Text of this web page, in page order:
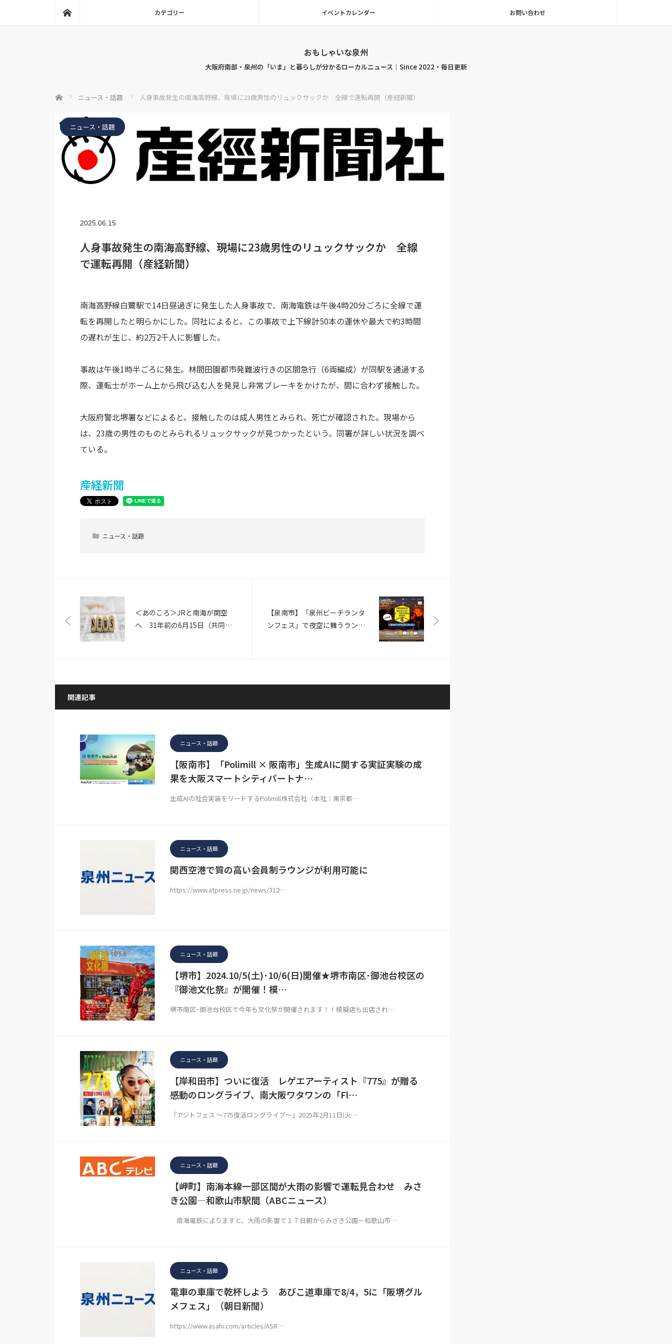
カテゴリー イベントカレンダー お問い合わせ
おもしゃいな泉州
大阪府南部・泉州の「いま」と暮らしが分かるローカルニュース｜Since 2022・毎日更新
ホーム ニュース・話題 人身事故発生の南海高野線、現場に23歳男性のリュックサックか 全線で運転再開（産経新聞）
ニュース・話題
2025.06.15
人身事故発生の南海高野線、現場に23歳男性のリュックサックか 全線
で運転再開（産経新聞）
南海高野線白鷺駅で14日昼過ぎに発生した人身事故で、南海電鉄は午後4時20分ごろに全線で運
転を再開したと明らかにした。同社によると、この事故で上下線計50本の運休や最大で約3時間
の遅れが生じ、約2万2千人に影響した。
事故は午後1時半ごろに発生。林間田園都市発難波行きの区間急行（6両編成）が同駅を通過する
際、運転士がホーム上から飛び込む人を発見し非常ブレーキをかけたが、間に合わず接触した。
大阪府警北堺署などによると、接触したのは成人男性とみられ、死亡が確認された。現場から
は、23歳の男性のものとみられるリュックサックが見つかったという。同署が詳しい状況を調べ
ている。
産経新聞
ニュース・話題
＜あのころ＞JRと南海が関空
へ 31年前の6月15日（共同通
【泉南市】「泉州ビーチランタ
ンフェス」で夜空に舞うランタ
関連記事
ニュース・話題
【阪南市】「Polimill × 阪南市」生成AIに関する実証実験の成
果を大阪スマートシティパートナ…
生成AIの社会実装をリードするPolimill株式会社（本社：東京都…
ニュース・話題
関西空港で質の高い会員制ラウンジが利用可能に
https://www.atpress.ne.jp/news/312…
ニュース・話題
【堺市】2024.10/5(土)･10/6(日)開催★堺市南区･御池台校区の
『御池文化祭』が開催！模…
堺市南区･御池台校区で今年も文化祭が開催されます！！模擬店も出店され…
ニュース・話題
【岸和田市】ついに復活 レゲエアーティスト『775』が贈る
感動のロングライブ、南大阪ワタワンの「Fl…
『アジトフェス ～775復活ロングライブ～』2025年2月11日(火…
ニュース・話題
【岬町】南海本線一部区間が大雨の影響で運転見合わせ みさ
き公園―和歌山市駅間（ABCニュース）
南海電鉄によりますと、大雨の影響で１７日朝からみさき公園－和歌山市…
ニュース・話題
電車の車庫で乾杯しよう あびこ道車庫で8/4，5に「阪堺グル
メフェス」（朝日新聞）
https://www.asahi.com/articles/ASR…